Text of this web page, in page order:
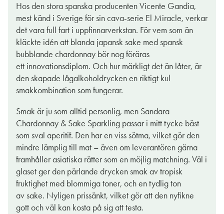
Hos den stora spanska producenten Vicente Gandia,
mest känd i Sverige för sin cava-serie El Miracle, verkar
det vara full fart i uppfinnarverkstan. För vem som än
kläckte idén att blanda japansk sake med spansk
bubblande chardonnay bör nog föräras
ett innovationsdiplom. Och hur märkligt det än låter, är
den skapade lågalkoholdrycken en riktigt kul
smakkombination som fungerar.
Smak är ju som alltid personlig, men Sandara
Chardonnay & Sake Sparkling passar i mitt tycke bäst
som sval aperitif. Den har en viss sötma, vilket gör den
mindre lämplig till mat – även om leverantören gärna
framhåller asiatiska rätter som en möjlig matchning. Väl i
glaset ger den pärlande drycken smak av tropisk
fruktighet med blommiga toner, och en tydlig ton
av sake. Nyligen prissänkt, vilket gör att den nyfikne
gott och väl kan kosta på sig att testa.